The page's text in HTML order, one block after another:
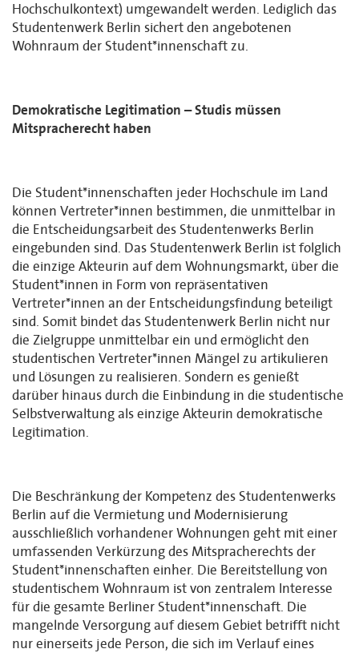
Hochschulkontext) umgewandelt werden. Lediglich das
Studentenwerk Berlin sichert den angebotenen
Wohnraum der Student*innenschaft zu.
Demokratische Legitimation – Studis müssen
Mitspracherecht haben
Die Student*innenschaften jeder Hochschule im Land
können Vertreter*innen bestimmen, die unmittelbar in
die Entscheidungsarbeit des Studentenwerks Berlin
eingebunden sind. Das Studentenwerk Berlin ist folglich
die einzige Akteurin auf dem Wohnungsmarkt, über die
Student*innen in Form von repräsentativen
Vertreter*innen an der Entscheidungsfindung beteiligt
sind. Somit bindet das Studentenwerk Berlin nicht nur
die Zielgruppe unmittelbar ein und ermöglicht den
studentischen Vertreter*innen Mängel zu artikulieren
und Lösungen zu realisieren. Sondern es genießt
darüber hinaus durch die Einbindung in die studentische
Selbstverwaltung als einzige Akteurin demokratische
Legitimation.
Die Beschränkung der Kompetenz des Studentenwerks
Berlin auf die Vermietung und Modernisierung
ausschließlich vorhandener Wohnungen geht mit einer
umfassenden Verkürzung des Mitspracherechts der
Student*innenschaften einher. Die Bereitstellung von
studentischem Wohnraum ist von zentralem Interesse
für die gesamte Berliner Student*innenschaft. Die
mangelnde Versorgung auf diesem Gebiet betrifft nicht
nur einerseits jede Person, die sich im Verlauf eines